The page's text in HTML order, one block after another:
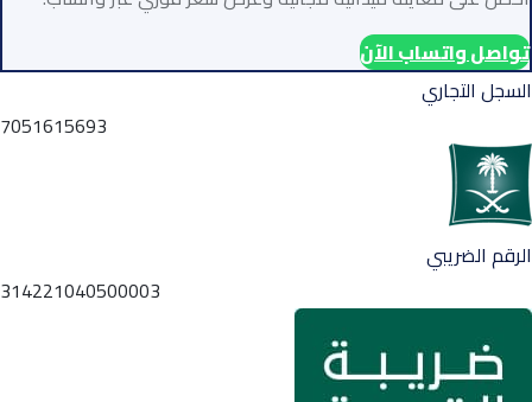
تواصل واتساب الآن
السجل التجاري
7051615693
الرقم الضريبي
314221040500003